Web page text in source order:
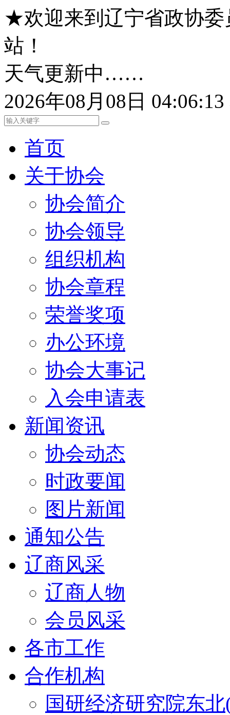
★欢迎来到辽宁省政协委
站！
天气更新中……
2026年08月08日
首页
关于协会
协会简介
协会领导
组织机构
协会章程
荣誉奖项
办公环境
协会大事记
入会申请表
新闻资讯
协会动态
时政要闻
图片新闻
通知公告
辽商风采
辽商人物
会员风采
各市工作
合作机构
国研经济研究院东